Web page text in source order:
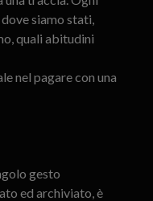
siamo stati,
quali abitudini
nel pagare con una
gesto
ed archiviato, è